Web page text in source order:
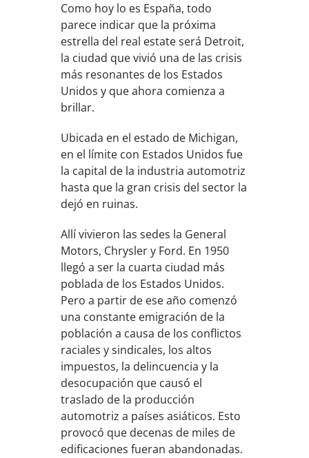
Como hoy lo es España, todo
parece indicar que la próxima
estrella del real estate será Detroit,
la ciudad que vivió una de las crisis
más resonantes de los Estados
Unidos y que ahora comienza a
brillar.
Ubicada en el estado de Michigan,
en el límite con Estados Unidos fue
la capital de la industria automotriz
hasta que la gran crisis del sector la
dejó en ruinas.
Allí vivieron las sedes la General
Motors, Chrysler y Ford. En 1950
llegó a ser la cuarta ciudad más
poblada de los Estados Unidos.
Pero a partir de ese año comenzó
una constante emigración de la
población a causa de los conflictos
raciales y sindicales, los altos
impuestos, la delincuencia y la
desocupación que causó el
traslado de la producción
automotriz a países asiáticos. Esto
provocó que decenas de miles de
edificaciones fueran abandonadas.